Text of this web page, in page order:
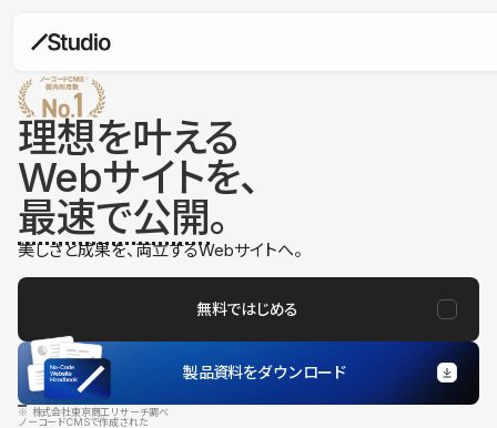
理想を叶える
Webサイトを、
最速で公開。
美しさと成果を、両立するWebサイトへ。
無料ではじめる
製品資料をダウンロード
※ 株式会社東京商工リサーチ調べ
ノーコードCMSで作成された